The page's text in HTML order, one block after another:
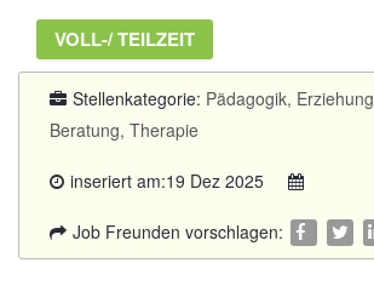
VOLL-/ TEILZEIT
Stellenkategorie: Pädagogik, Erziehung
Beratung, Therapie
inseriert am:19 Dez 2025
Job Freunden vorschlagen: